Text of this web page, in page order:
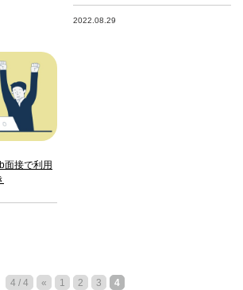
2022.08.29
面接で利用
4 / 4 « 1 2 3 4